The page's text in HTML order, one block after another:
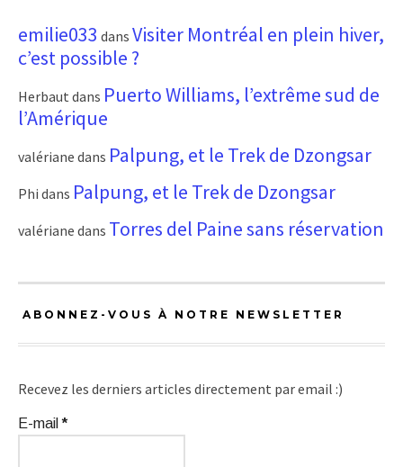
emilie033 dans Visiter Montréal en plein hiver,
c’est possible ?
Herbaut dans Puerto Williams, l’extrême sud de
l’Amérique
valériane dans Palpung, et le Trek de Dzongsar
Phi dans Palpung, et le Trek de Dzongsar
valériane dans Torres del Paine sans réservation
ABONNEZ-VOUS À NOTRE NEWSLETTER
Recevez les derniers articles directement par email :)
E-mail*